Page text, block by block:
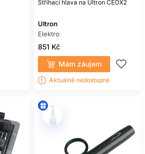
Střihací hlava na Ultron CEOX2
Ultron
Elektro
851 Kč
Mám záujem
Aktuálně nedostupné